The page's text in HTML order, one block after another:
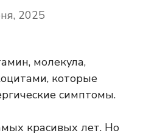
2025
молекула,
которые
симптомы.
красивых лет. Но